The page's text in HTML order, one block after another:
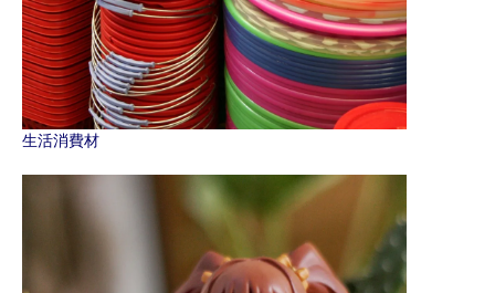
生活消費材